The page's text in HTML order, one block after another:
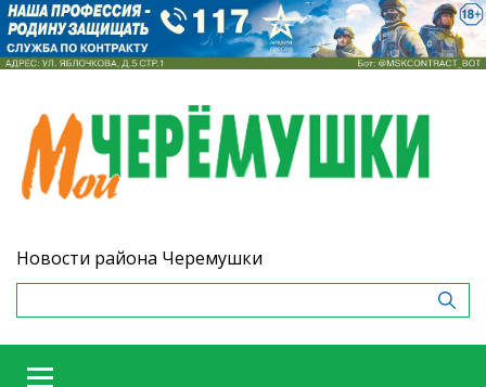
Новости района Черемушки